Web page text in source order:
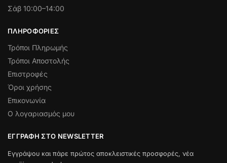
Σάβ 10:00–14:00
ΠΛΗΡΟΦΟΡΊΕΣ
Τρόποι Πληρωμής
Τρόποι Αποστολής
Επιστροφές
Όροι χρήσης
Επικονωνία
Ο λογαριασμός μου
ΕΓΓΡΑΦΉ ΣΤΟ NEWSLETTER
Εγγράψου και πάρε πρώτος αποκλειστικές προσφορές, νέα